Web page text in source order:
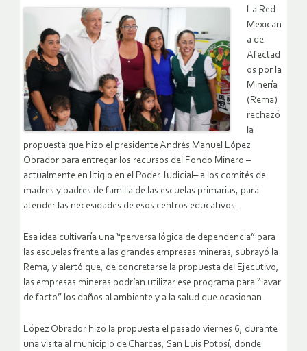
La Red
Mexican
a de
Afectad
os por la
Minería
(Rema)
rechazó
la
propuesta que hizo el presidente Andrés Manuel López
Obrador para entregar los recursos del Fondo Minero –
actualmente en litigio en el Poder Judicial– a los comités de
madres y padres de familia de las escuelas primarias, para
atender las necesidades de esos centros educativos.
Esa idea cultivaría una “perversa lógica de dependencia” para
las escuelas frente a las grandes empresas mineras, subrayó la
Rema, y alertó que, de concretarse la propuesta del Ejecutivo,
las empresas mineras podrían utilizar ese programa para “lavar
de facto” los daños al ambiente y a la salud que ocasionan.
López Obrador hizo la propuesta el pasado viernes 6, durante
una visita al municipio de Charcas, San Luis Potosí, donde